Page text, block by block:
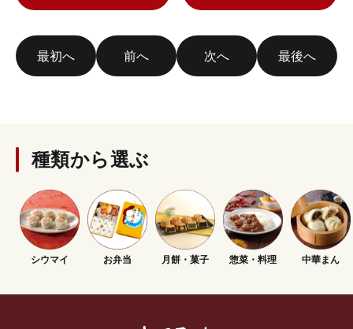
最初へ 前へ 次へ 最後へ
種類から選ぶ
シウマイ お弁当 月餅・菓子 惣菜・料理 中華まん